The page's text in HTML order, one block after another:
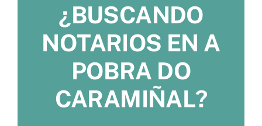
¿BUSCANDO
NOTARIOS EN A
POBRA DO
CARAMIÑAL?